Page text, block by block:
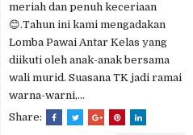
meriah dan penuh keceriaan
😊.Tahun ini kami mengadakan
Lomba Pawai Antar Kelas yang
diikuti oleh anak-anak bersama
wali murid. Suasana TK jadi ramai
warna-warni,...
Share: